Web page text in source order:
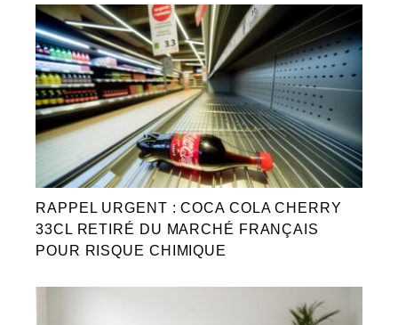
RAPPEL URGENT : COCA COLA CHERRY
33CL RETIRÉ DU MARCHÉ FRANÇAIS
POUR RISQUE CHIMIQUE